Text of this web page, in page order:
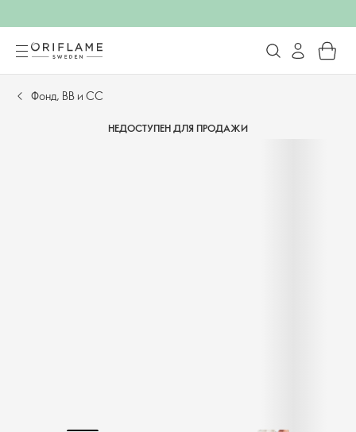
Фонд, BB и CC
НЕДОСТУПЕН ДЛЯ ПРОДАЖИ